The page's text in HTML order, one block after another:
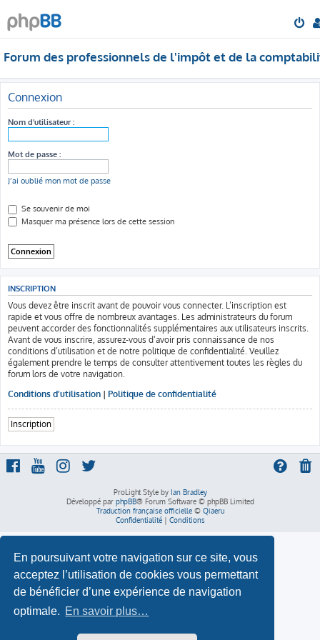
En poursuivant votre navigation sur ce site, vous
acceptez l’utilisation de cookies vous permettant
de bénéficier d’une expérience de navigation
optimale. En savoir plus…
Forum des professionnels de l'impôt et de la
Connexion
Nom d’utilisateur :
Mot de passe :
J’ai oublié mon mot de passe
Se souvenir de moi
Masquer ma présence lors de cette session
INSCRIPTION
Vous devez être inscrit avant de pouvoir vous connecter. L’inscription est
rapide et vous offre de nombreux avantages. Les administrateurs du forum
peuvent accorder des fonctionnalités supplémentaires aux utilisateurs inscrits.
Avant de vous inscrire, assurez-vous d’avoir pris connaissance de nos
conditions d’utilisation et de notre politique de confidentialité. Veuillez
également prendre le temps de consulter attentivement toutes les règles du
forum lors de votre navigation.
Conditions d’utilisation | Politique de confidentialité
Inscription
ProLight Style by Ian Bradley
Développé par phpBB® Forum Software © phpBB Limited
Traduction française officielle© Qiaeru
Confidentialité| Conditions